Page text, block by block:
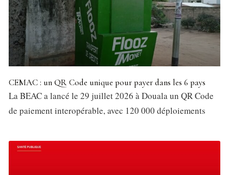
CEMAC : un QR Code unique pour payer dans les 6 pays
La BEAC a lancé le 29 juillet 2026 à Douala un QR Code
de paiement interopérable, avec 120 000 déploiements